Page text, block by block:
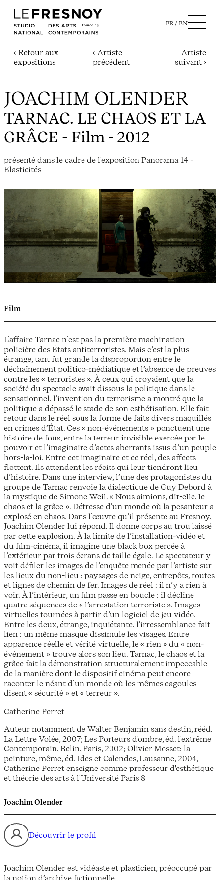
FR EN
‹ Retour aux
expositions
‹ Artiste
précédent
Artiste
suivant ›
JOACHIM OLENDER
TARNAC. LE CHAOS ET LA
GRÂCE - Film - 2012
présenté dans le cadre de l'exposition Panorama 14 -
Elasticités
Film
L’affaire Tarnac n’est pas la première machination
policière des États antiterroristes. Mais c’est la plus
étrange, tant fut grande la disproportion entre le
déchaînement politico-médiatique et l’absence de preuves
contre les « terroristes ». À ceux qui croyaient que la
société du spectacle avait dissous la politique dans le
sensationnel, l’invention du terrorisme a montré que la
politique a dépassé le stade de son esthétisation. Elle fait
retour dans le réel sous la forme de faits divers maquillés
en crimes d’État. Ces « non-événements » ponctuent une
histoire de fous, entre la terreur invisible exercée par le
pouvoir et l’imaginaire d’actes aberrants issus d’un peuple
hors-la-loi. Entre cet imaginaire et ce réel, des affects
flottent. Ils attendent les récits qui leur tiendront lieu
d’histoire. Dans une interview, l’une des protagonistes du
groupe de Tarnac renvoie la dialectique de Guy Debord à
la mystique de Simone Weil. « Nous aimions, dit-elle, le
chaos et la grâce ». Détresse d’un monde où la pesanteur a
explosé en chaos. Dans l’œuvre qu’il présente au Fresnoy,
Joachim Olender lui répond. Il donne corps au trou laissé
par cette explosion. À la limite de l’installation-vidéo et
du film-cinéma, il imagine une black box percée à
l’extérieur par trois écrans de taille égale. Le spectateur y
voit défiler les images de l’enquête menée par l’artiste sur
les lieux du non-lieu : paysages de neige, entrepôts, routes
et lignes de chemin de fer. Images de réel : il n’y a rien à
voir. À l’intérieur, un film passe en boucle : il décline
quatre séquences de « l’arrestation terroriste ». Images
virtuelles tournées à partir d’un logiciel de jeu vidéo.
Entre les deux, étrange, inquiétante, l’irressemblance fait
lien : un même masque dissimule les visages. Entre
apparence réelle et vérité virtuelle, le « rien » du « non-
événement » trouve alors son lieu. Tarnac, le chaos et la
grâce fait la démonstration structuralement impeccable
de la manière dont le dispositif cinéma peut encore
raconter le néant d’un monde où les mêmes cagoules
disent « sécurité » et « terreur ».
Catherine Perret
Auteur notamment de Walter Benjamin sans destin, rééd.
La Lettre Volée, 2007; Les Porteurs d'ombre, éd. l'extrême
Contemporain, Belin, Paris, 2002; Olivier Mosset: la
peinture, même, éd. Ides et Calendes, Lausanne, 2004,
Catherine Perret enseigne comme professeur d'esthétique
et théorie des arts à l'Université Paris 8
Joachim Olender
Découvrir le profil
Joachim Olender est vidéaste et plasticien, préoccupé par
la notion d’archive fictionnelle.